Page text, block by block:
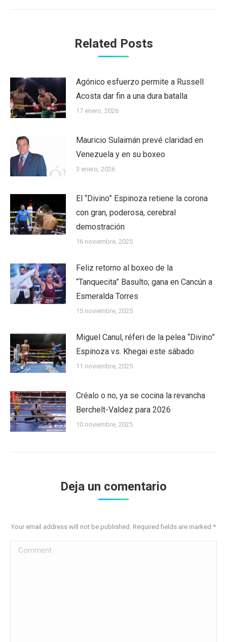
Related Posts
Agónico esfuerzo permite a Russell
Acosta dar fin a una dura batalla
17 enero, 2026
Mauricio Sulaimán prevé claridad en
Venezuela y en su boxeo
3 enero, 2026
El “Divino” Espinoza retiene la corona
con gran, poderosa, cerebral
demostración
16 noviembre, 2025
Feliz retorno al boxeo de la
“Tanquecita” Basulto; gana en Cancún a
Esmeralda Torres
15 noviembre, 2025
Miguel Canul, réferi de la pelea “Divino”
Espinoza vs. Khegai este sábado
11 noviembre, 2025
Créalo o no, ya se cocina la revancha
Berchelt-Valdez para 2026
10 noviembre, 2025
Deja un comentario
Your email address will not be published. Required fields are marked *
Comment